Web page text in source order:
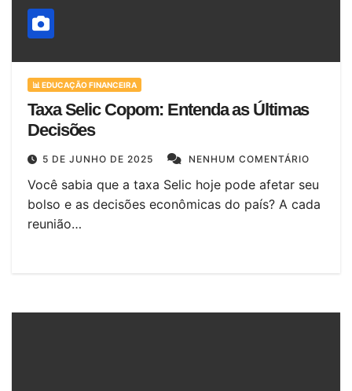
📊 EDUCAÇÃO FINANCEIRA
Taxa Selic Copom: Entenda as Últimas
Decisões
5 DE JUNHO DE 2025 NENHUM COMENTÁRIO
Você sabia que a taxa Selic hoje pode afetar seu
bolso e as decisões econômicas do país? A cada
reunião…